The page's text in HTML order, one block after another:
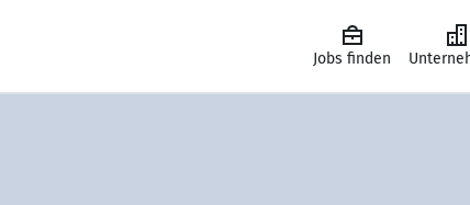
Jobs finden